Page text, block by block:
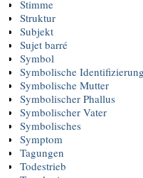
Stimme
Struktur
Subjekt
Sujet barré
Symbol
Symbolische Identifizierung
Symbolische Mutter
Symbolischer Phallus
Symbolischer Vater
Symbolisches
Symptom
Tagungen
Todestrieb